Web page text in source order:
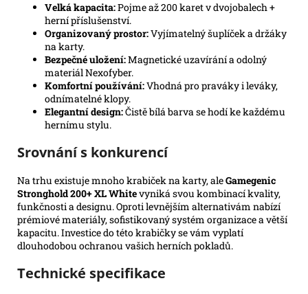
Velká kapacita:Pojme až 200 karet v dvojobalech +
herní příslušenství.
Organizovaný prostor:Vyjímatelný šuplíček a držáky
na karty.
Bezpečné uložení:Magnetické uzavírání a odolný
materiál Nexofyber.
Komfortní používání:Vhodná pro praváky i leváky,
odnímatelné klopy.
Elegantní design:Čistě bílá barva se hodí ke každému
hernímu stylu.
Srovnání s konkurencí
Na trhu existuje mnoho krabiček na karty, aleGamegenic
Stronghold 200+ XL Whitevyniká svou kombinací kvality,
funkčnosti a designu. Oproti levnějším alternativám nabízí
prémiové materiály, sofistikovaný systém organizace a větší
kapacitu. Investice do této krabičky se vám vyplatí
dlouhodobou ochranou vašich herních pokladů.
Technické specifikace